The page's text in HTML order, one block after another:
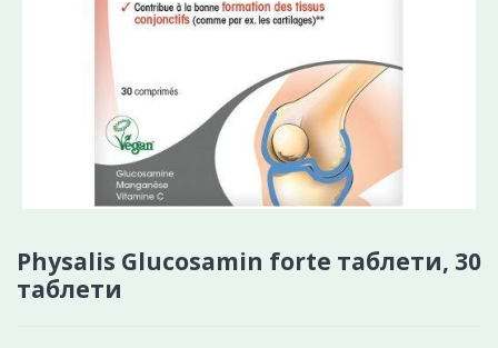
Physalis Glucosamin forte таблети, 30
таблети